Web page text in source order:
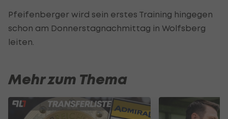
Pfeifenberger wird sein erstes Training hingegen
schon am Donnerstagnachmittag in Wolfsberg
leiten.
Mehr zum Thema